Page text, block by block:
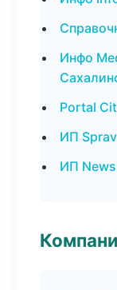
Инфо
Portal
ИП
ИП